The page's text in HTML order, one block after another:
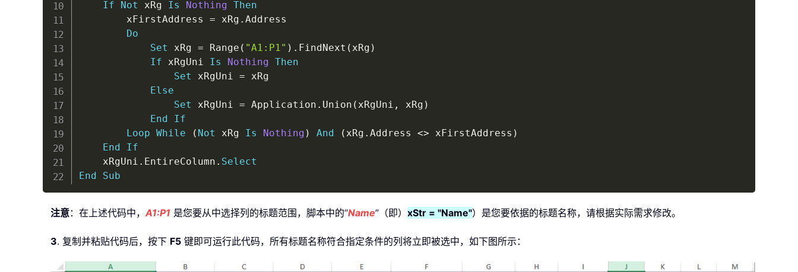
If Not xRg Is Nothing Then
        xFirstAddress
= xRg . Address
Do
Set xRg = Range ( "A1:P1" ) . FindNext ( xRg )
If xRgUni Is Nothing Then
Set xRgUni = xRg
Else
Set xRgUni = Application . Union ( xRgUni , xRg )
End
If
Loop While ( Not xRg Is Nothing ) And ( xRg . Address <> xFirstAddress )
End
If
    xRgUni
. EntireColumn . Select
End
Sub
注意：在上述代码中， A1:P1 是您要从中选择列的标题范围，脚本中的“Name”（即） xStr = "Name"）是您要依据的标题名称，请根据实际需求修改。
3. 复制并粘贴代码后，按下 F5 键即可运行此代码，所有标题名称符合指定条件的列将立即被选中，如下图所示：